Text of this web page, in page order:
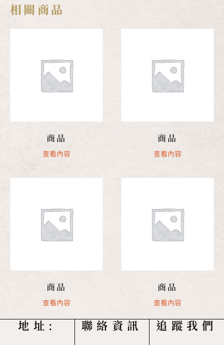
相關商品
商品
查看內容
商品
查看內容
商品
查看內容
商品
查看內容
地址: 聯絡資訊 追蹤我們